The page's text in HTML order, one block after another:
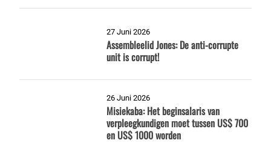
27 Juni 2026
Assembleelid Jones: De anti-corrupte
unit is corrupt!
26 Juni 2026
Misiekaba: Het beginsalaris van
verpleegkundigen moet tussen US$ 700
en US$ 1000 worden